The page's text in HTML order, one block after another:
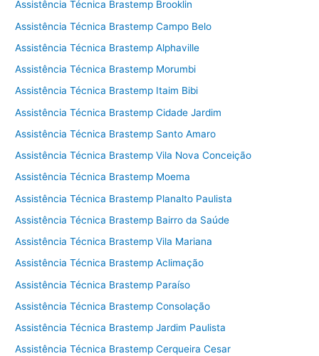
Assistência Técnica Brastemp Brooklin
Assistência Técnica Brastemp Campo Belo
Assistência Técnica Brastemp Alphaville
Assistência Técnica Brastemp Morumbi
Assistência Técnica Brastemp Itaim Bibi
Assistência Técnica Brastemp Cidade Jardim
Assistência Técnica Brastemp Santo Amaro
Assistência Técnica Brastemp Vila Nova Conceição
Assistência Técnica Brastemp Moema
Assistência Técnica Brastemp Planalto Paulista
Assistência Técnica Brastemp Bairro da Saúde
Assistência Técnica Brastemp Vila Mariana
Assistência Técnica Brastemp Aclimação
Assistência Técnica Brastemp Paraíso
Assistência Técnica Brastemp Consolação
Assistência Técnica Brastemp Jardim Paulista
Assistência Técnica Brastemp Cerqueira Cesar